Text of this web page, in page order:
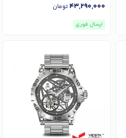
43,290,000تومان
ارسال فوری